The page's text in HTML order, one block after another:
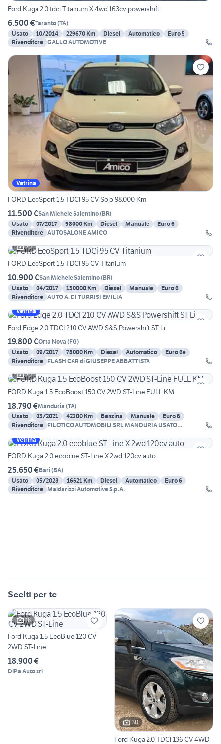
Ford Kuga 2.0 tdci Titanium X 4wd 163cv powershift
6.500 €Taranto(TA)
Usato
10/2014 229670 Km Diesel Automatico
Euro 5
Rivenditore GALLO AUTOMOTIVE
Vetrina
FORD EcoSport 1.5 TDCi 95 CV Solo 98.000 Km
11.500 €San Michele Salentino(BR)
Usato
07/2017 98000 Km Diesel Manuale
Euro 6
Rivenditore AUTOSALONE AMICO
20
FORD EcoSport 1.5 TDCi 95 CV Titanium
10.900 €San Michele Salentino(BR)
Usato
04/2017 130000 Km Diesel Manuale
Euro 6
Rivenditore AUTO A. DI TURRISI EMILIA
Vetrina
Ford Edge 2.0 TDCI 210 CV AWD S&S Powershift ST Li
19.800 €Orta Nova (FG)
Usato
09/2017 78000 Km Diesel Automatico
Euro 6e
Rivenditore FLASH CAR di GIUSEPPE ABBATTISTA
20
FORD Kuga 1.5 EcoBoost 150 CV 2WD ST-Line FULL KM
18.790 €Manduria (TA)
Usato
03/2021 42300 Km Benzina Manuale
Euro 6
Rivenditore FILOTICO AUTOMOBILI SRL MANDURIA USATO
Vetrina
FORD Kuga 2.0 ecoblue ST-Line X 2wd 120cv auto
25.650 €Bari(BA)
Usato
05/2023 16621 Km Diesel Automatico
Euro 6
Rivenditore Maldarizzi Automotive S.p.A.
Scelti per te
18
Ford Kuga 1.5 EcoBlue 120 CV
2WD ST-Line
18.900 €
DiPa Auto srl
30
Ford Kuga 2.0 TDCi 136 CV 4WD